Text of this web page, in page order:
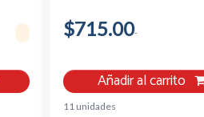
$715.00
Añadir al carrito
11 unidades